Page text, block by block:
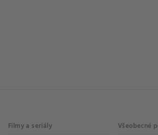
Filmy a seriály Všeobecné